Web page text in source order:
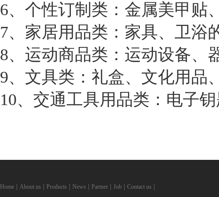
6、个性订制类：金属美甲贴
7、家居用品类：家具、卫浴
8、运动商品类：运动设备、
9、文具类：礼盒、文化用品
10、交通工具用品类：电子
Home About us Products News Partner Job Contact us